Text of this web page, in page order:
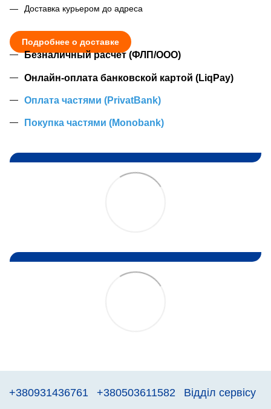
Доставка курьером до адреса
Подробнее о доставке
Безналичный расчет (ФЛП/ООО)
Онлайн-оплата банковской картой (LiqPay)
Оплата частями (PrivatBank)
Покупка частями (Monobank)
+380931436761 +380503611582 Відділ сервісу